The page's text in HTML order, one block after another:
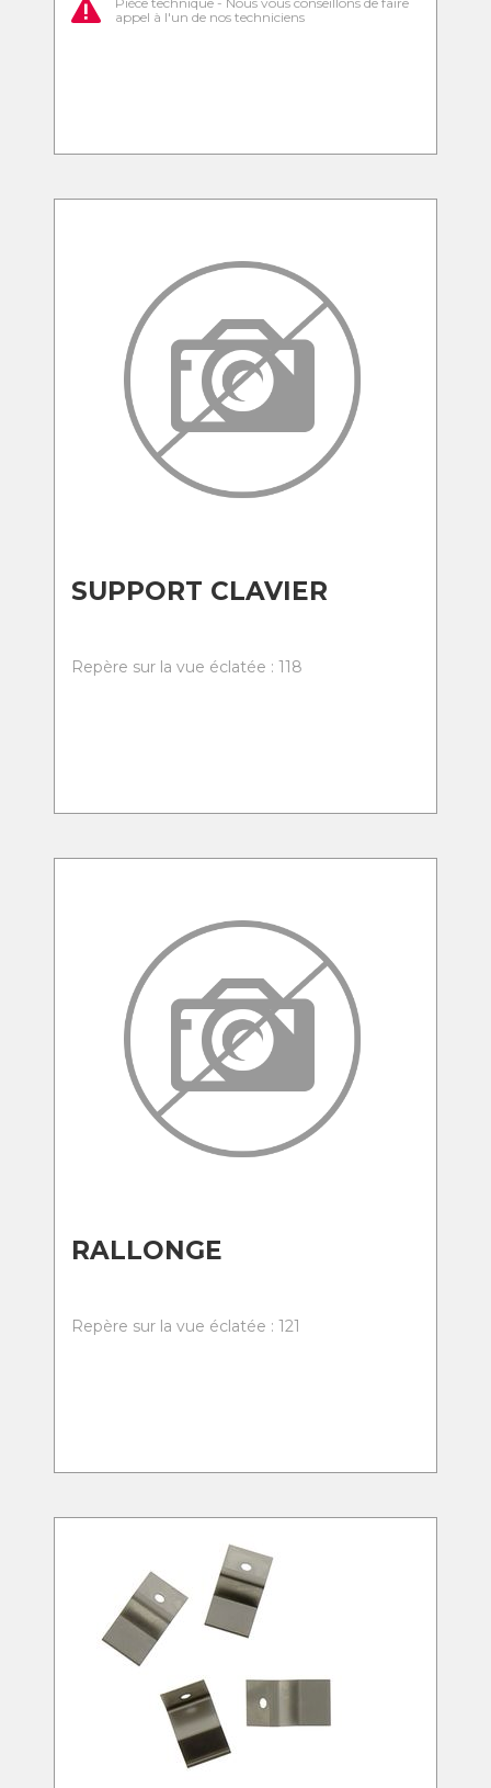
appel à l'un de nos techniciens
SUPPORT CLAVIER
Repère sur la vue éclatée : 118
RALLONGE
Repère sur la vue éclatée : 121